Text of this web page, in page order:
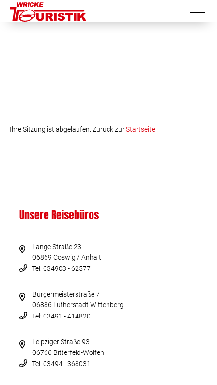
Ihre Sitzung ist abgelaufen. Zurück zurStartseite
Unsere Reisebüros
Lange Straße 23
06869 Coswig / Anhalt
Tel: 034903 - 62577
Bürgermeisterstraße 7
06886 Lutherstadt Wittenberg
Tel: 03491 - 414820
Leipziger Straße 93
06766 Bitterfeld-Wolfen
Tel: 03494 - 368031